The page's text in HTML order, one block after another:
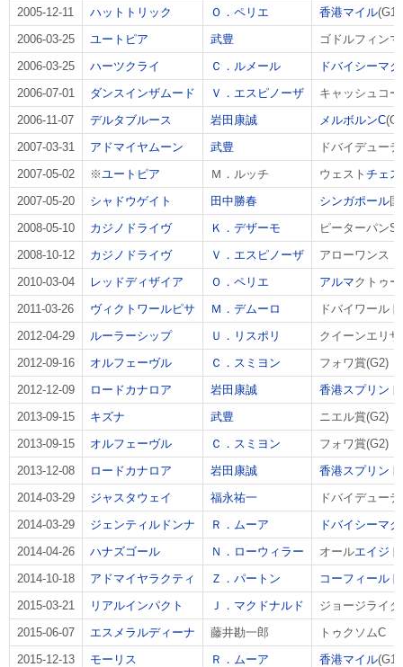
2005-12-11
ハットトリック Ｏ．ペリエ 香港マイル(G1)
2006-03-25
ユートピア 武豊
ゴドルフィン
2006-03-25
ハーツクライ Ｃ．ルメール
ドバイシーマ
2006-07-01
ダンスインザムード Ｖ．エスピノーザ
キャッシュコ
2006-11-07
デルタブルース 岩田康誠 メルボルンC
2007-03-31
アドマイヤムーン 武豊
ドバイデュー
2007-05-02
※ ユートピア Ｍ．ルッチ ウェスト チェ
2007-05-20
シャドウゲイト 田中勝春 シンガポール
2008-05-10
カジノドライヴ Ｋ．デザーモ
ピーターパン
2008-10-12
カジノドライヴ Ｖ．エスピノーザ
アローワンス
2010-03-04
レッドディザイア Ｏ．ペリエ アルマクトゥ
2011-03-26
ヴィクトワールピサ Ｍ．デムーロ
ドバイワール
2012-04-29
ルーラーシップ Ｕ．リスポリ
クイーンエリ
2012-09-16
オルフェーヴル Ｃ．スミヨン
フォワ賞(G2)
2012-12-09
ロードカナロア 岩田康誠 香港スプリント
2013-09-15
キズナ 武豊
ニエル賞(G2)
2013-09-15
オルフェーヴル Ｃ．スミヨン
フォワ賞(G2)
2013-12-08
ロードカナロア 岩田康誠 香港スプリント
2014-03-29
ジャスタウェイ 福永祐一
ドバイデュー
2014-03-29
ジェンティルドンナ Ｒ．ムーア
ドバイシーマ
2014-04-26
ハナズゴール Ｎ．ローウィラー オールエイジ
2014-10-18
アドマイヤラクティ Ｚ．パートン
コーフィール
2015-03-21
リアルインパクト Ｊ．マクドナルド
ジョージライ
2015-06-07
エスメラルディーナ 藤井勘一郎
トゥクソムC
2015-12-13
モーリス Ｒ．ムーア 香港マイル(G1)